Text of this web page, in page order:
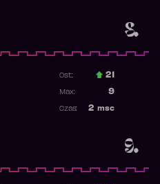
8.
9.
Ost.: 21
9
Max:
2 msc
Czas: